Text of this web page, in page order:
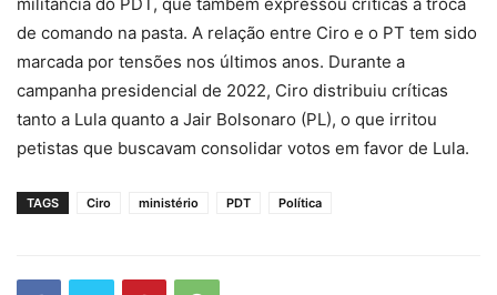
de comando na pasta. A relação entre Ciro e o PT tem sido
marcada por tensões nos últimos anos. Durante a
campanha presidencial de 2022, Ciro distribuiu críticas
tanto a Lula quanto a Jair Bolsonaro (PL), o que irritou
petistas que buscavam consolidar votos em favor de Lula.
TAGS Ciro ministério PDT Política